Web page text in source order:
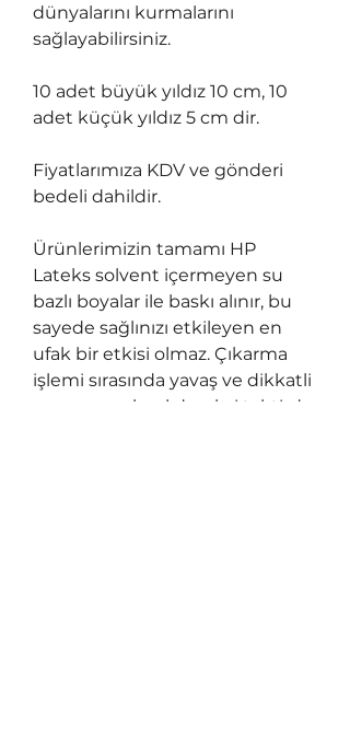
dünyalarını kurmalarını
sağlayabilirsiniz.
10 adet büyük yıldız 10 cm, 10
adet küçük yıldız 5 cm dir.
Fiyatlarımıza KDV ve gönderi
bedeli dahildir.
Ürünlerimizin tamamı HP
Lateks solvent içermeyen su
bazlı boyalar ile baskı alınır, bu
sayede sağlınızı etkileyen en
ufak bir etkisi olmaz. Çıkarma
işlemi sırasında yavaş ve dikkatli
ayırma yapılmalıdır, aksi taktirde